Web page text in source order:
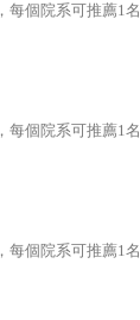
每個院系可推薦1名
每個院系可推薦1名
每個院系可推薦1名